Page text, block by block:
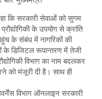
कि सरकारी सेवाओं को सुगम
के उपयोग से क्रांति
के संबंध में नागरिकों की
के डिजिटल रूपान्तरण में तेजी
विभाग का नाम बदलकर
को मंजूरी दी है। साथ ही
विभाग ऑनलाइन सरकारी